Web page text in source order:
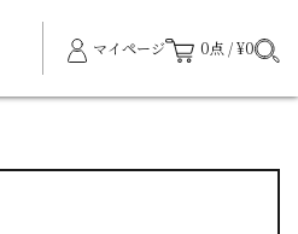
マイページ 0点 / ¥0